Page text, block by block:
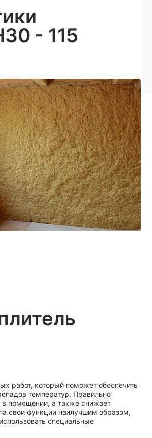
- 115
работ, который поможет обеспечить
температур. Правильно
в помещении, а также снижает
свои функции наилучшим образом,
специальные